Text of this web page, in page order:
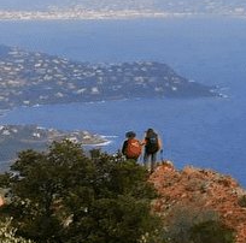
Programme
Inscription voyages,
Randos à la journée
?>
Images de la page
Cliquez pour éditer